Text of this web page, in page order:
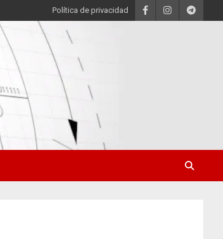
Política de privacidad